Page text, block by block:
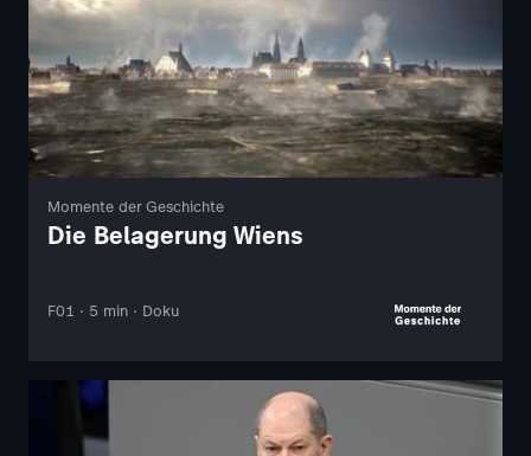
Momente der Geschichte
Die Belagerung Wiens
F01 · 5 min · Doku